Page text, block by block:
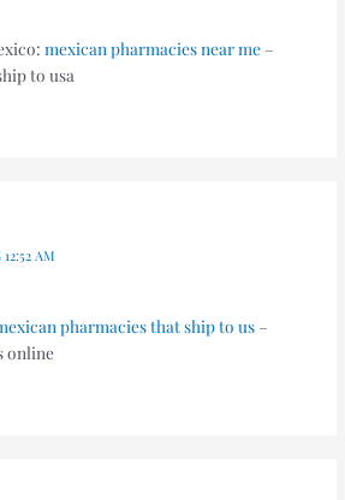
mexican pharmacies near me–
to usa
AM
pharmacies that ship to us–
online